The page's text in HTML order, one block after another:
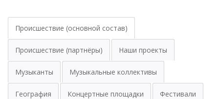
Происшествие (основной состав)
Происшествие (партнёры) Наши проекты
Музыканты Музыкальные коллективы
География Концертные площадки Фестивали